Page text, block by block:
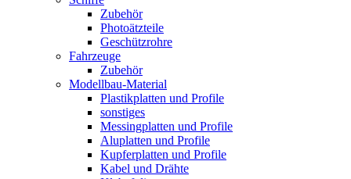
Zubehör
Photoätzteile
Geschützrohre
Fahrzeuge
Zubehör
Modellbau-Material
Plastikplatten und Profile
sonstiges
Messingplatten und Profile
Aluplatten und Profile
Kupferplatten und Profile
Kabel und Drähte